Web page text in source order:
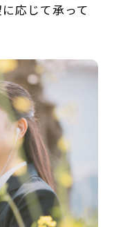
応じて承って